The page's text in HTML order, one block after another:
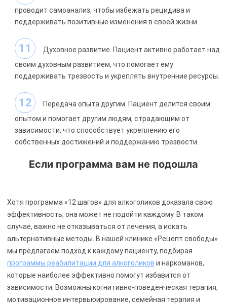
проводит самоанализ, чтобы избежать рецидива и
поддерживать позитивные изменения в своей жизни.
Духовное развитие. Пациент активно работает над
своим духовным развитием, что помогает ему
поддерживать трезвость и укреплять внутренние ресурсы.
Передача опыта другим. Пациент делится своим
опытом и помогает другим людям, страдающим от
зависимости, что способствует укреплению его
собственных достижений и поддержанию трезвости.
Если программа вам не подошла
Хотя программа «12 шагов» для алкоголиков доказала свою
эффективность, она может не подойти каждому. В таком
случае, важно не отказываться от лечения, а искать
альтернативные методы. В нашей клинике «Рецепт свободы»
мы предлагаем подход к каждому пациенту, подбирая
программы реабилитации для алкоголиков и наркоманов,
которые наиболее эффективно помогут избавится от
зависимости. Возможны когнитивно-поведенческая терапия,
мотивационное интервьюирование, семейная терапия и